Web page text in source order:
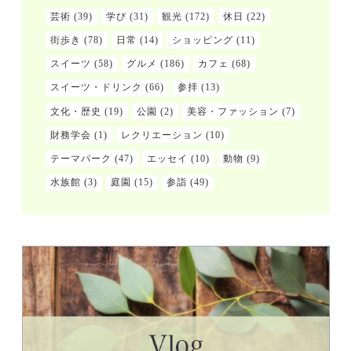
芸術 (39) 学び (31) 観光 (172) 休日 (22)
街歩き (78) 日常 (14) ショッピング (11)
スイーツ (58) グルメ (186) カフェ (68)
スイーツ・ドリンク (66) 参拝 (13)
文化・歴史 (19) 公園 (2) 美容・ファッション (7)
財務学会 (1) レクリエーション (10)
テーマパーク (47) エッセイ (10) 動物 (9)
水族館 (3) 庭園 (15) 参詣 (49)